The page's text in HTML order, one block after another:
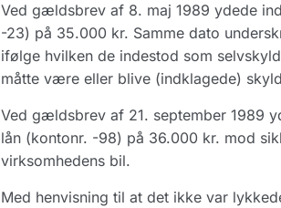
Ved gældsbrev af 8. maj 1989 ydede
-23) på 35.000 kr. Samme dato
ifølge hvilken de indestod som
måtte være eller blive (indklagede)
Ved gældsbrev af 21. september 1989
lån (kontonr. -98) på 36.000 kr. mod
virksomhedens bil.
Med henvisning til at det ikke var